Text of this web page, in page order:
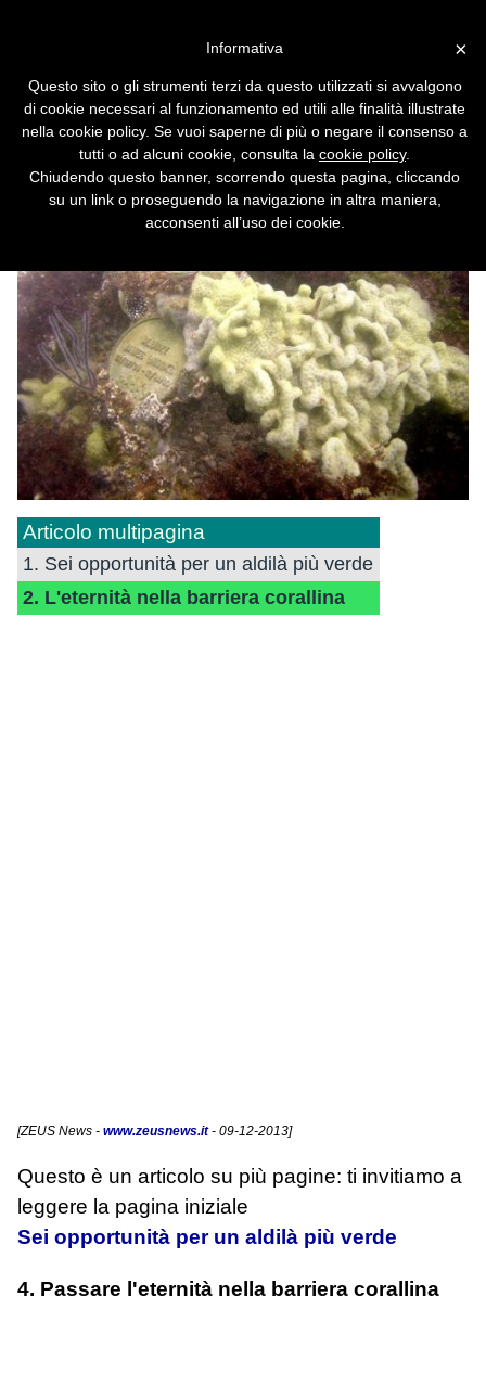
corallina
Sei opportunità per un aldilà più verde.
Articolo multipagina
1. Sei opportunità per un aldilà più verde
2. L'eternità nella barriera corallina
[ZEUS News - www.zeusnews.it- 09-12-2013]
Questo è un articolo su più pagine: ti invitiamo a
leggere la pagina iniziale
Sei opportunità per un aldilà più verde
4. Passare l'eternità nella barriera corallina
×
Informativa
Questo sito o gli strumenti terzi da questo utilizzati si avvalgono
di cookie necessari al funzionamento ed utili alle finalità illustrate
nella cookie policy. Se vuoi saperne di più o negare il consenso a
tutti o ad alcuni cookie, consulta la cookie policy.
Chiudendo questo banner, scorrendo questa pagina, cliccando
su un link o proseguendo la navigazione in altra maniera,
acconsenti all’uso dei cookie.